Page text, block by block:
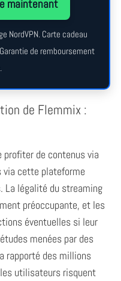
maintenant
NordVPN. Carte cadeau
de remboursement
de Flemmix :
de contenus via
via cette plateforme
La légalité du streaming
préoccupante, et les
éventuelles si leur
menées par des
rapporté des millions
les utilisateurs risquent